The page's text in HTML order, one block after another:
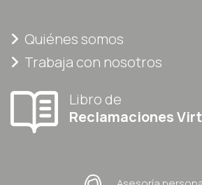
Quiénes somos
Trabaja con nosotros
Libro de
Reclamaciones